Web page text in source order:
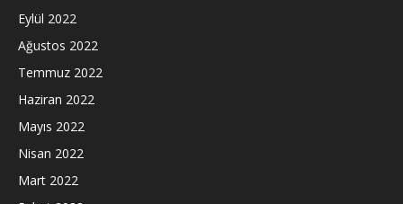
Eylül 2022
Ağustos 2022
Temmuz 2022
Haziran 2022
Mayıs 2022
Nisan 2022
Mart 2022